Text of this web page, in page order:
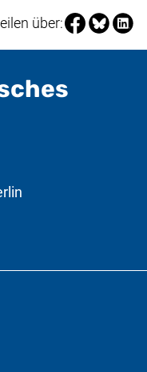
über:Seite über
Seite